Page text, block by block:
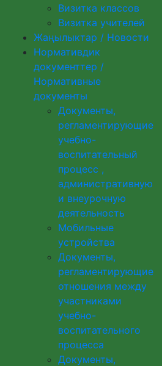
Визитка классов
Визитка учителей
Жаңылыктар / Новости
Нормативдик
документтер /
Нормативные
документы
Документы,
регламентирующие
учебно-
воспитательный
процесс ,
административную
и внеурочную
деятельность
Мобильные
устройства
Документы,
регламентирующие
отношения между
участниками
учебно-
воспитательного
процесса
Документы,